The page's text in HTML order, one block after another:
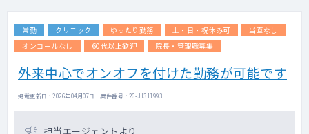
常勤 クリニック ゆったり勤務 土・日・祝休み可
当直なし
オンコールなし
60代以上歓迎 院長・管理職募集
外来中心でオンオフを付けた勤務が可能です
掲載更新日 : 2026年04月07日 案件番号 : 26-JI311993
担当エージェントより